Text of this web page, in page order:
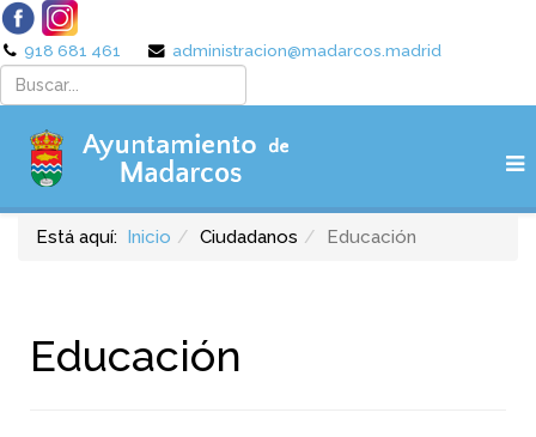
918 681 461 administracion@madarcos.madrid
Está aquí: Inicio Ciudadanos Educación
Educación